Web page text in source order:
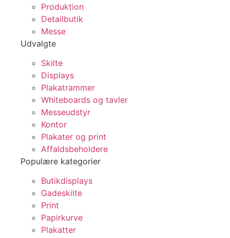
Produktion
Detailbutik
Messe
Udvalgte
Skilte
Displays
Plakatrammer
Whiteboards og tavler
Messeudstyr
Kontor
Plakater og print
Affaldsbeholdere
Populære kategorier
Butikdisplays
Gadeskilte
Print
Papirkurve
Plakatter